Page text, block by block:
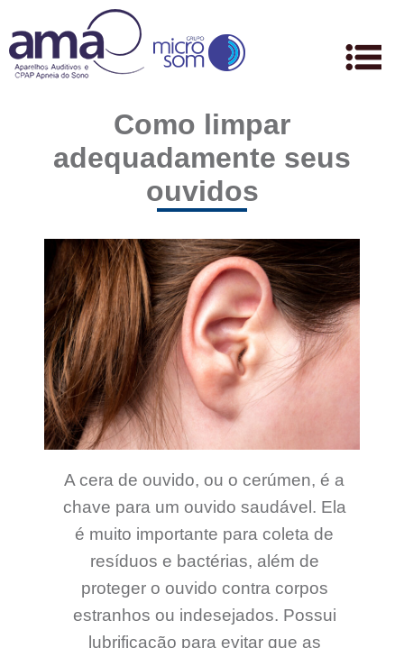
Como limpar
adequadamente seus
ouvidos
A cera de ouvido, ou o cerúmen, é a
chave para um ouvido saudável. Ela
é muito importante para coleta de
resíduos e bactérias, além de
proteger o ouvido contra corpos
estranhos ou indesejados. Possui
lubrificação para evitar que as